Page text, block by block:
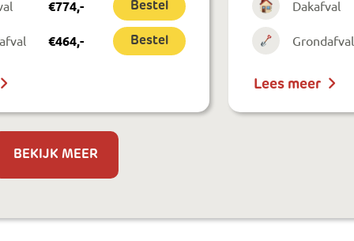
€774,- Bestel
€464,- Bestel
Dakafval
Grondafval
Lees meer
BEKIJK MEER